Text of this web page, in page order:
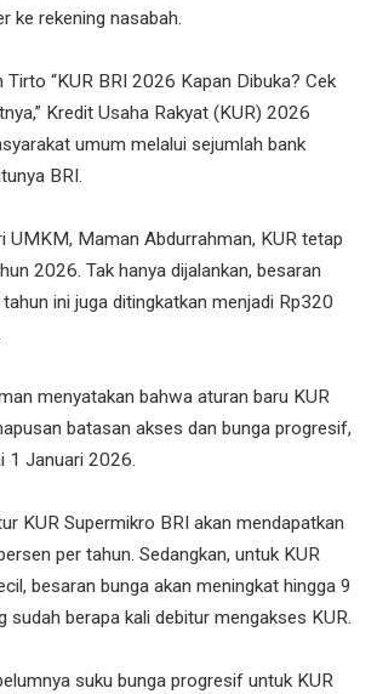
ke rekening nasabah.
Tirto “KUR BRI 2026 Kapan Dibuka? Cek
Kredit Usaha Rakyat (KUR) 2026
umum melalui sejumlah bank
BRI.
UMKM, Maman Abdurrahman, KUR tetap
2026. Tak hanya dijalankan, besaran
ini juga ditingkatkan menjadi Rp320
menyatakan bahwa aturan baru KUR
batasan akses dan bunga progresif,
1 Januari 2026.
KUR Supermikro BRI akan mendapatkan
per tahun. Sedangkan, untuk KUR
besaran bunga akan meningkat hingga 9
sudah berapa kali debitur mengakses KUR.
suku bunga progresif untuk KUR